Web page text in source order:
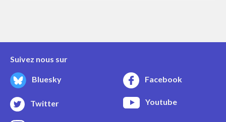
Suivez nous sur
Bluesky Facebook
Twitter Youtube